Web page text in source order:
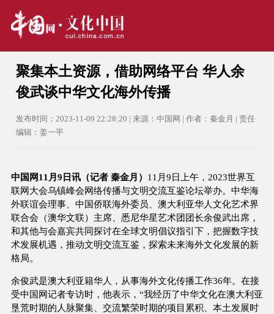
聚集本土资源，借助网络平台 华人余
俊武谈中华文化海外传播
发布时间：2023-11-09 22:28:20 | 来源：中国网 | 作者：秦金月 | 责任
编辑：姜一平
中国网11月9日讯（记者 秦金月） 11月9日上午，2023世界互
联网大会乌镇峰会网络传播与文明交流互鉴论坛举办。中华海
外联谊会理事、中国侨联海外委员、澳大利亚华人文化艺术界
联合会（澳华文联）主席、悉尼华星艺术团团长余俊武出席，
和其他与会嘉宾共同探讨在全球文明倡议指引下，把握数字技
术发展机遇，推动文明交流互鉴，探索未来海外文化发展的新
格局。
余俊武是澳大利亚籍华人，从事海外文化传播工作36年。在接
受中国网记者专访时，他表示，“我经历了中华文化在澳大利亚
垦荒时期的人脉聚集、交流繁荣时期的项目累积、本土发展时